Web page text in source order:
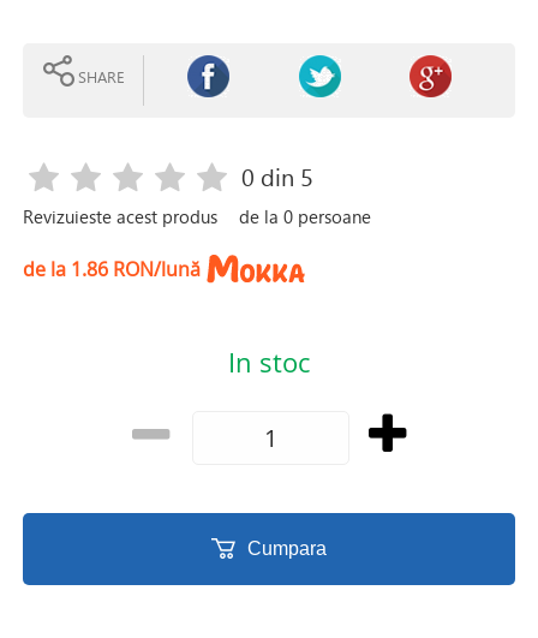
SHARE
Revizuieste acest produs
0 din 5
de la0 persoane
de la 1.86 RON/lună
In stoc
Cumpara